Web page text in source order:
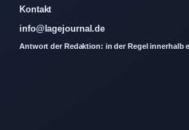
Kontakt
info@lagejournal.de
Antwort der Redaktion: in der Regel innerhalb